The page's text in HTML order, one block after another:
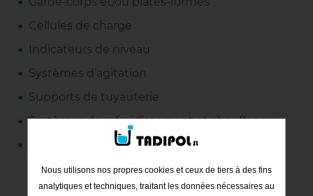
Cellules de charge
Indicateurs de niveau
Systèmes d’agitation
Supports de tuyauterie
Systèmes de refroidissement et chauffage
Fonds intérieurs inclinés pour la vidange
Nous utilisons nos propres cookies et ceux de tiers à des fins
analytiques et techniques, traitant les données nécessaires au